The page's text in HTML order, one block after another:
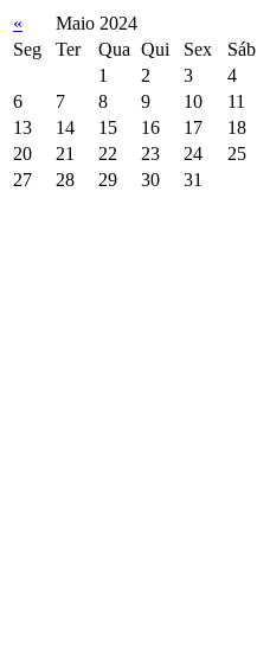
« Maio 2024
Seg
Ter Qua Qui Sex Sáb
1
2 3 4
6
7 8 9 10 11
13
14 15 16 17 18
20
21 22 23 24 25
27
28 29 30 31